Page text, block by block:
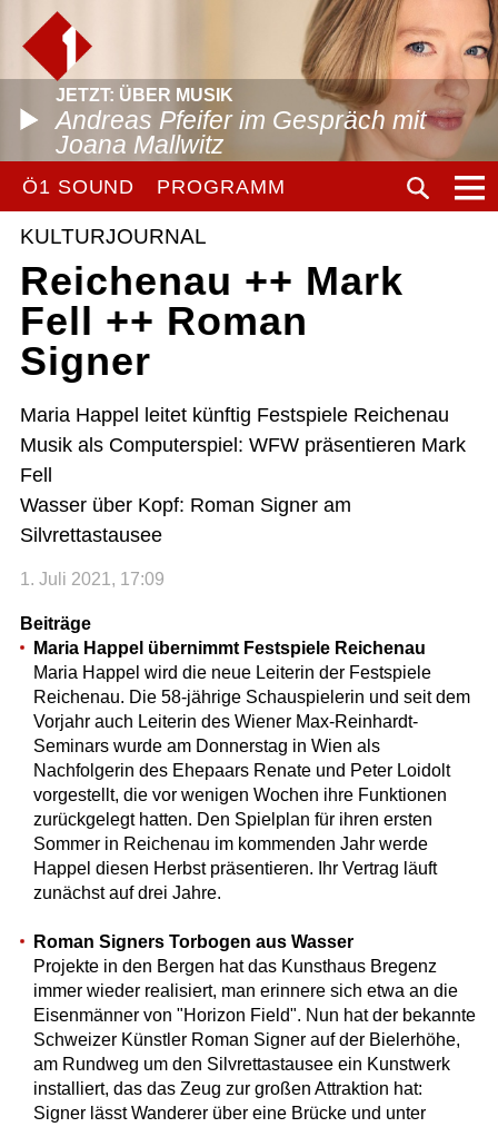
JETZT: ÜBER MUSIK
Andreas Pfeifer im Gespräch mit
Joana Mallwitz
Ö1 SOUND PROGRAMM
KULTURJOURNAL
Reichenau ++ Mark
Fell ++ Roman
Signer
Maria Happel leitet künftig Festspiele Reichenau
Musik als Computerspiel: WFW präsentieren Mark
Fell
Wasser über Kopf: Roman Signer am
Silvrettastausee
1. Juli 2021, 17:09
Beiträge
Maria Happel übernimmt Festspiele Reichenau
Maria Happel wird die neue Leiterin der Festspiele
Reichenau. Die 58-jährige Schauspielerin und seit dem
Vorjahr auch Leiterin des Wiener Max-Reinhardt-
Seminars wurde am Donnerstag in Wien als
Nachfolgerin des Ehepaars Renate und Peter Loidolt
vorgestellt, die vor wenigen Wochen ihre Funktionen
zurückgelegt hatten. Den Spielplan für ihren ersten
Sommer in Reichenau im kommenden Jahr werde
Happel diesen Herbst präsentieren. Ihr Vertrag läuft
zunächst auf drei Jahre.
Roman Signers Torbogen aus Wasser
Projekte in den Bergen hat das Kunsthaus Bregenz
immer wieder realisiert, man erinnere sich etwa an die
Eisenmänner von "Horizon Field". Nun hat der bekannte
Schweizer Künstler Roman Signer auf der Bielerhöhe,
am Rundweg um den Silvrettastausee ein Kunstwerk
installiert, das das Zeug zur großen Attraktion hat:
Signer lässt Wanderer über eine Brücke und unter